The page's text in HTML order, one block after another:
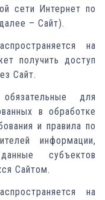
сети Интернет по
– Сайт).
на
получить доступ
Сайт.
для
в обработке
и правила по
информации,
субъектов
Сайтом.
на